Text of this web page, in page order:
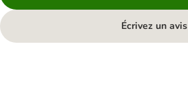
Écrivez un avis